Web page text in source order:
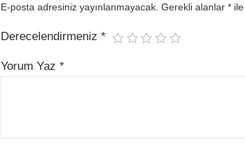
E-posta adresiniz yayınlanmayacak. Gerekli alanlar*
Derecelendirmeniz*
Yorum Yaz*